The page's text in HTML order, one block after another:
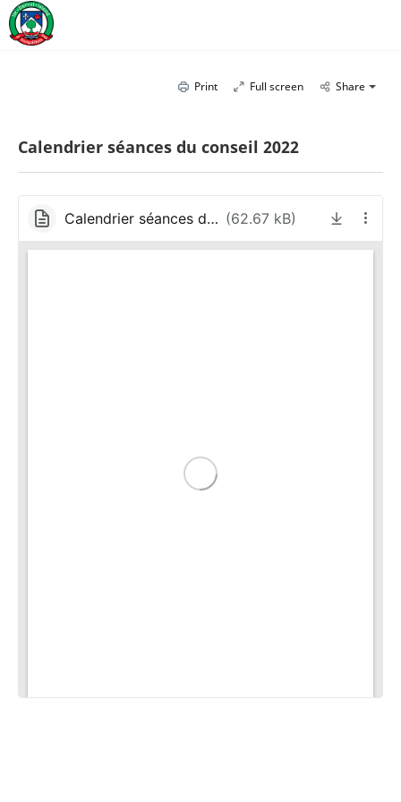
Print Full screen Share
Calendrier séances du conseil 2022
Calendrier séances du conseil 2022 - 2022 Council Meetings Calendar.pdf (62.67 kB)